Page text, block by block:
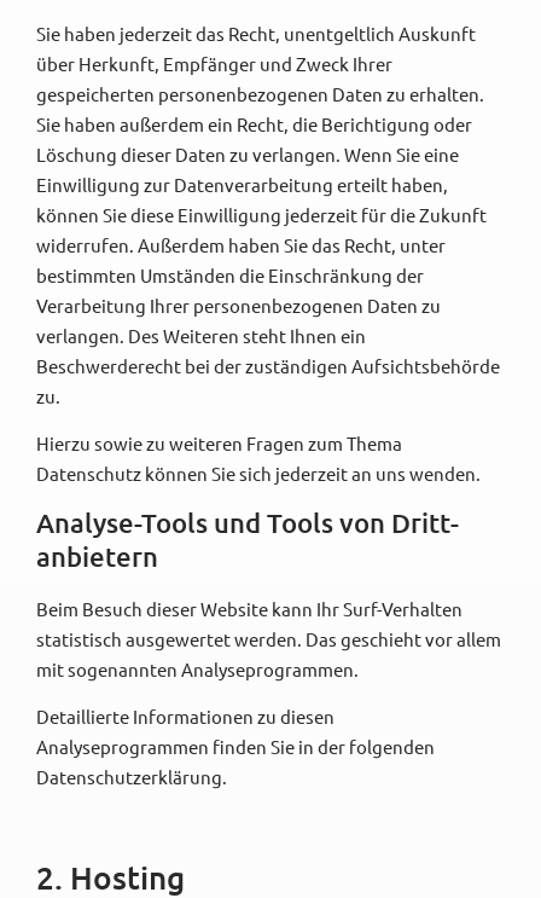
Sie haben jederzeit das Recht, unentgeltlich Auskunft
über Herkunft, Empfänger und Zweck Ihrer
gespeicherten personenbezogenen Daten zu erhalten.
Sie haben außerdem ein Recht, die Berichtigung oder
Löschung dieser Daten zu verlangen. Wenn Sie eine
Einwilligung zur Datenverarbeitung erteilt haben,
können Sie diese Einwilligung jederzeit für die Zukunft
widerrufen. Außerdem haben Sie das Recht, unter
bestimmten Umständen die Einschränkung der
Verarbeitung Ihrer personenbezogenen Daten zu
verlangen. Des Weiteren steht Ihnen ein
Beschwerderecht bei der zuständigen Aufsichtsbehörde
zu.
Hierzu sowie zu weiteren Fragen zum Thema
Datenschutz können Sie sich jederzeit an uns wenden.
Analyse-Tools und Tools von Dritt­
anbietern
Beim Besuch dieser Website kann Ihr Surf-Verhalten
statistisch ausgewertet werden. Das geschieht vor allem
mit sogenannten Analyseprogrammen.
Detaillierte Informationen zu diesen
Analyseprogrammen finden Sie in der folgenden
Datenschutzerklärung.
2. Hosting